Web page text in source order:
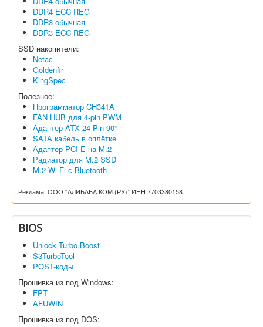
DDR4 ECC REG
DDR3 обычная
DDR3 ECC REG
SSD накопители:
Netac
Goldenfir
KingSpec
Полезное:
Программатор CH341A
FAN HUB для 4-pin PWM
Адаптер ATX 24-Pin 90°
SATA кабель в оплётке
Адаптер PCI-E на M.2
Радиатор для M.2 SSD
M.2 Wi-Fi с Bluetooth
Реклама. ООО “АЛИБАБА.КОМ (РУ)” ИНН 7703380158.
BIOS
Unlock Turbo Boost
S3TurboTool
POST-коды
Прошивка из под Windows:
FPT
AFUWIN
Прошивка из под DOS: